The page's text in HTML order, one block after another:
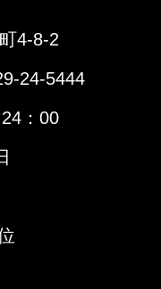
4-8-2
24-5444
：00